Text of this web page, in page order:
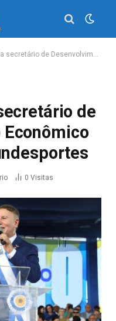
Econômico e interino para Fundesportes
de
0 Visitas